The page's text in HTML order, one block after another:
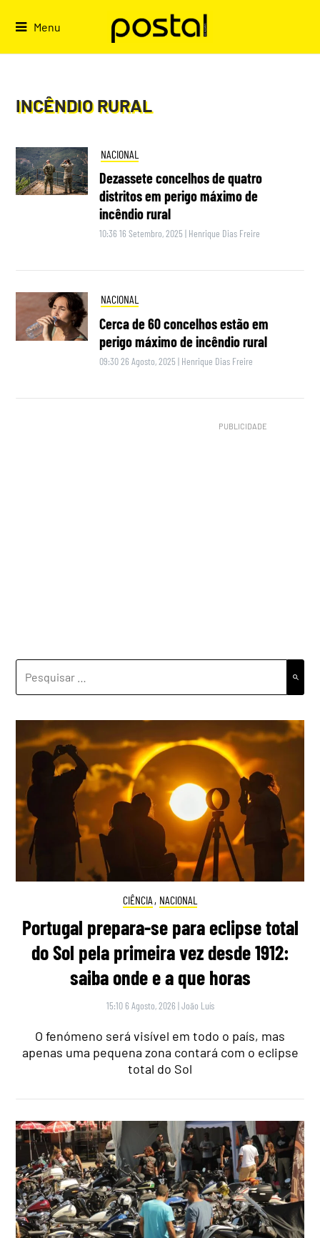
Menu
INCÊNDIO RURAL
NACIONAL
Dezassete concelhos de quatro
distritos em perigo máximo de
incêndio rural
10:36 16 Setembro, 2025 | Henrique Dias Freire
NACIONAL
Cerca de 60 concelhos estão em
perigo máximo de incêndio rural
09:30 26 Agosto, 2025 | Henrique Dias Freire
POR:
CIÊNCIA , NACIONAL
Portugal prepara-se para eclipse total
do Sol pela primeira vez desde 1912:
saiba onde e a que horas
15:10 6 Agosto, 2026 |João Luís
O fenómeno será visível em todo o país, mas
apenas uma pequena zona contará com o eclipse
total do Sol